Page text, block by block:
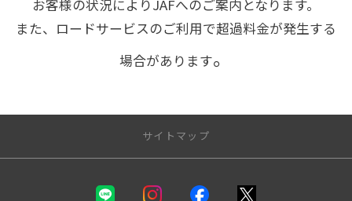
お客様の状況によりJAFへのご案内となります。
また、ロードサービスのご利用で超過料金が発生する
場合があります。
サイトマップ